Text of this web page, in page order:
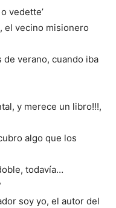
vedette’
el vecino misionero
verano, cuando iba
y merece un libro!!!,
algo que los
todavía…
soy yo, el autor del